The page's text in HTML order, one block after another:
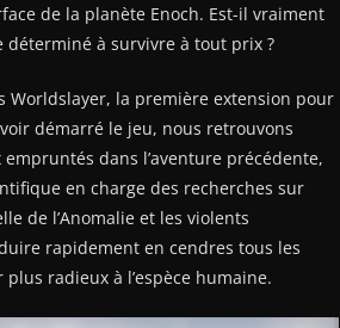
de la planète Enoch. Est-il vraiment
déterminé à survivre à tout prix ?
Worldslayer, la première extension pour
démarré le jeu, nous retrouvons
dans l’aventure précédente,
en charge des recherches sur
de l’Anomalie et les violents
rapidement en cendres tous les
radieux à l’espèce humaine.